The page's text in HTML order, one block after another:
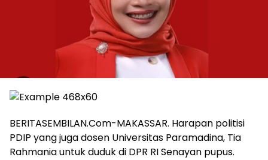
BERITASEMBILAN.Com-MAKASSAR. Harapan politisi
PDIP yang juga dosen Universitas Paramadina, Tia
Rahmania untuk duduk di DPR RI Senayan pupus.